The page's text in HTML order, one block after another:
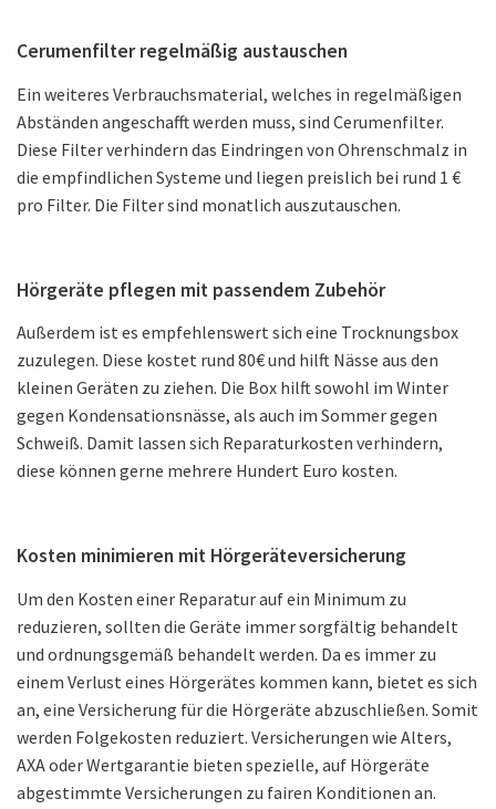
Cerumenfilter regelmäßig austauschen
Ein weiteres Verbrauchsmaterial, welches in regelmäßigen
Abständen angeschafft werden muss, sind Cerumenfilter.
Diese Filter verhindern das Eindringen von Ohrenschmalz in
die empfindlichen Systeme und liegen preislich bei rund 1 €
pro Filter. Die Filter sind monatlich auszutauschen.
Hörgeräte pflegen mit passendem Zubehör
Außerdem ist es empfehlenswert sich eine Trocknungsbox
zuzulegen. Diese kostet rund 80€ und hilft Nässe aus den
kleinen Geräten zu ziehen. Die Box hilft sowohl im Winter
gegen Kondensationsnässe, als auch im Sommer gegen
Schweiß. Damit lassen sich Reparaturkosten verhindern,
diese können gerne mehrere Hundert Euro kosten.
Kosten minimieren mit Hörgeräteversicherung
Um den Kosten einer Reparatur auf ein Minimum zu
reduzieren, sollten die Geräte immer sorgfältig behandelt
und ordnungsgemäß behandelt werden. Da es immer zu
einem Verlust eines Hörgerätes kommen kann, bietet es sich
an, eine Versicherung für die Hörgeräte abzuschließen. Somit
werden Folgekosten reduziert. Versicherungen wie Alters,
AXA oder Wertgarantie bieten spezielle, auf Hörgeräte
abgestimmte Versicherungen zu fairen Konditionen an.